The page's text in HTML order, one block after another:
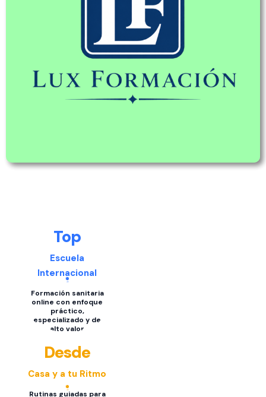
Top
Escuela
Internacional
Formación sanitaria
online con enfoque
práctico,
especializado y de
alto valor
Desde
Casa y a tu Ritmo
Rutinas guiadas para